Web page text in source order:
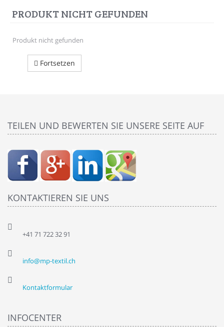
PRODUKT NICHT GEFUNDEN
Produkt nicht gefunden
Fortsetzen
TEILEN UND BEWERTEN SIE UNSERE SEITE AUF
KONTAKTIEREN SIE UNS
+41 71 722 32 91
info@mp-textil.ch
Kontaktformular
INFOCENTER